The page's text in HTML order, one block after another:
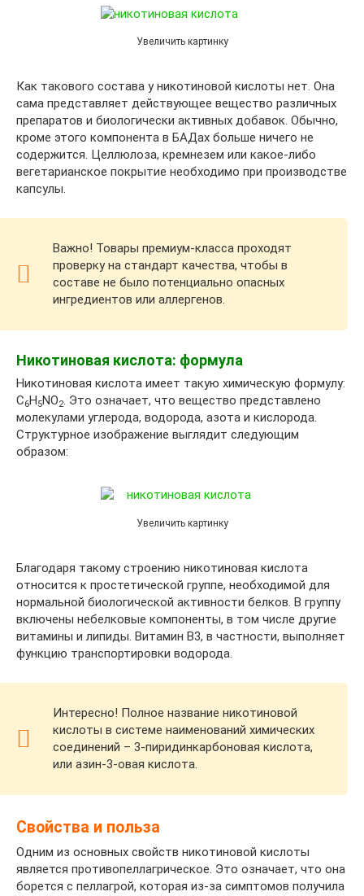
Увеличить картинку
Как такового состава у никотиновой кислоты нет. Она
сама представляет действующее вещество различных
препаратов и биологически активных добавок. Обычно,
кроме этого компонента в БАДах больше ничего не
содержится. Целлюлоза, кремнезем или какое-либо
вегетарианское покрытие необходимо при производстве
капсулы.
Важно! Товары премиум-класса проходят
проверку на стандарт качества, чтобы в
составе не было потенциально опасных
ингредиентов или аллергенов.
Никотиновая кислота: формула
Никотиновая кислота имеет такую химическую формулу:
C6H 5NO2. Это означает, что вещество представлено
молекулами углерода, водорода, азота и кислорода.
Структурное изображение выглядит следующим
образом:
Увеличить картинку
Благодаря такому строению никотиновая кислота
относится к простетической группе, необходимой для
нормальной биологической активности белков. В группу
включены небелковые компоненты, в том числе другие
витамины и липиды. Витамин B3, в частности, выполняет
функцию транспортировки водорода.
Интересно! Полное название никотиновой
кислоты в системе наименований химических
соединений – 3-пиридинкарбоновая кислота,
или азин-3-овая кислота.
Свойства и польза
Одним из основных свойств никотиновой кислоты
является противопеллагрическое. Это означает, что она
борется с пеллагрой, которая из-за симптомов получила